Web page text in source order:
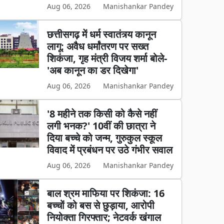
Aug 06, 2026 Manishankar Pandey
छत्तीसगढ़ में धर्म स्वातंत्र्य कानून
लागू: अवैध धर्मांतरण पर सख्त
शिकंजा, गृह मंत्री विजय शर्मा बोले-
'अब कानून का डर दिखेगा'
Aug 06, 2026 Manishankar Pandey
'8 महीने तक किसी को कैसे नहीं
लगी भनक?' 10वीं की छात्रा ने
दिया बच्चे को जन्म, गुरुकुल स्कूल
विवाद में प्रबंधन पर उठे गंभीर सवाल
Aug 06, 2026 Manishankar Pandey
बाल श्रम माफिया पर शिकंजा: 16
बच्चों को बस से छुड़ाया, आरोपी
नियोक्ता गिरफ्तार; नेटवर्क खंगाल